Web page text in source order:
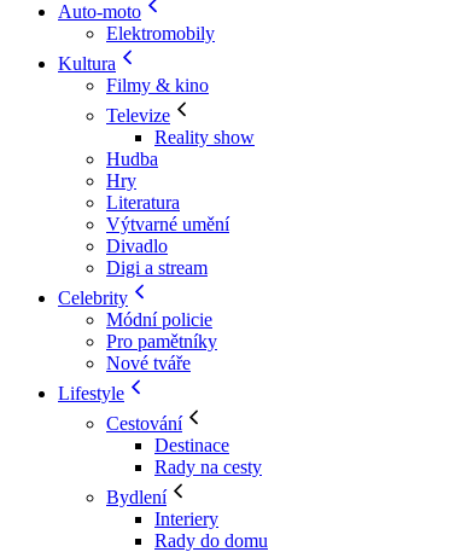
Auto-moto
Elektromobily
Kultura
Filmy & kino
Televize
Reality show
Hudba
Hry
Literatura
Výtvarné umění
Divadlo
Digi a stream
Celebrity
Módní policie
Pro pamětníky
Nové tváře
Lifestyle
Cestování
Destinace
Rady na cesty
Bydlení
Interiery
Rady do domu